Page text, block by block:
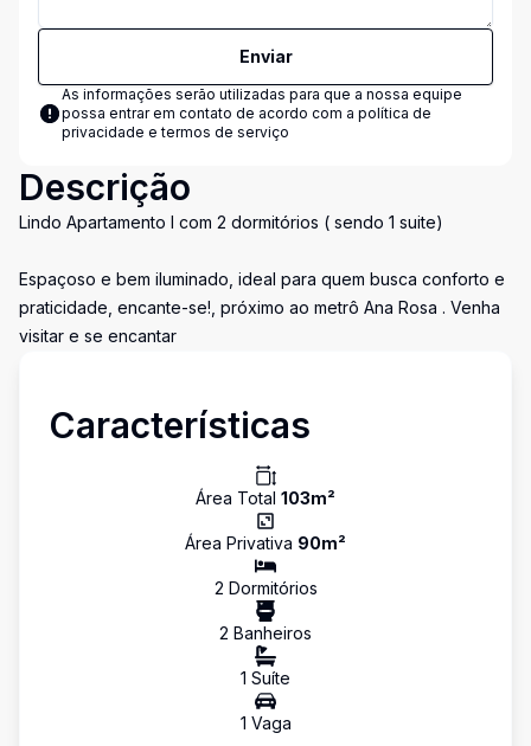
Enviar
As informações serão utilizadas para que a nossa equipe
possa entrar em contato de acordo com a política de
privacidade e termos de serviço
Descrição
Lindo Apartamento l com 2 dormitórios ( sendo 1 suite)
Espaçoso e bem iluminado, ideal para quem busca conforto e
praticidade, encante-se!, próximo ao metrô Ana Rosa . Venha
visitar e se encantar
Características
Área Total 103m²
Área Privativa 90m²
2 Dormitórios
2 Banheiros
1 Suíte
1 Vaga